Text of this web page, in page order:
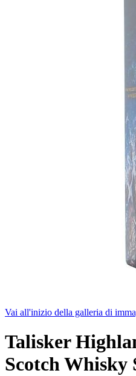
Vai all'inizio della galleria di
Talisker
Scotch Whisky